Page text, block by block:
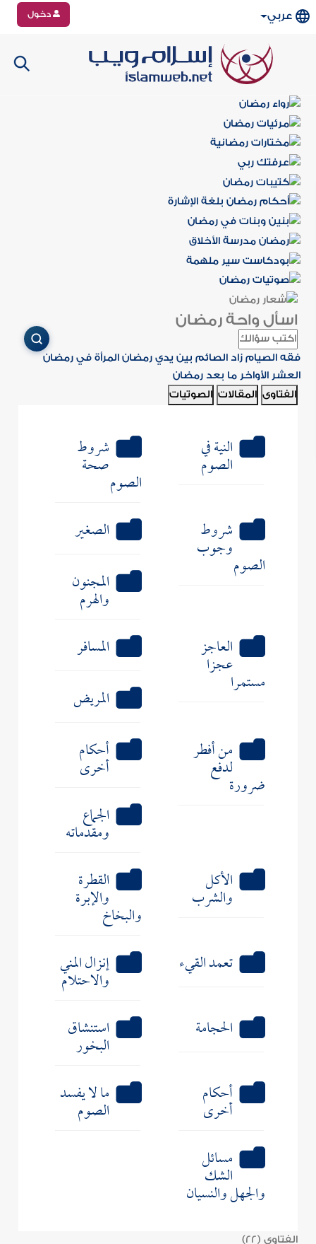
عربي دخول
اسأل واحة رمضان
فقه الصيام زاد الصائم بين يدي رمضان المرأة في رمضان
العشر الأواخر ما بعد رمضان
الفتاوى المقالات الصوتيات
النية في
الصوم
شروط
صحة
الصوم
شروط
وجوب
الصوم
الصغير
المجنون
والهرم
العاجز
عجزا
مستمرا
المسافر
المريض
من أفطر
لدفع
ضرورة
أحكام
أخرى
الجماع
ومقدماته
الأكل
والشرب
القطرة
والإبرة
والبخاخ
تعمد القيء
إنزال المني
والاحتلام
الحجامة
استنشاق
البخور
أحكام
أخرى
ما لا يفسد
الصوم
مسائل
الشك
والجهل والنسيان
الفتاوى (22)